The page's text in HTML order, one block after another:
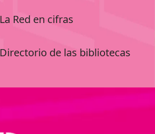
La Red en cifras
Directorio de las bibliotecas